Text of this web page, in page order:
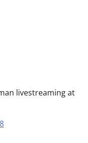
livestreaming at